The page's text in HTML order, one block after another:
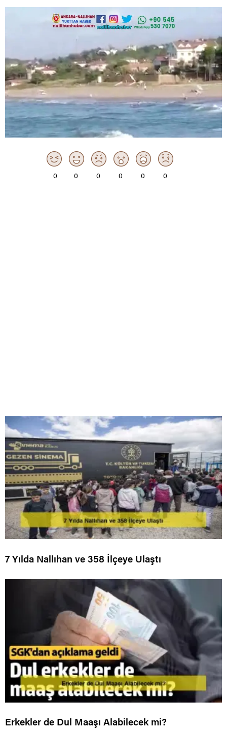
0 0 0 0 0 0
7 Yılda Nallıhan ve 358 İlçeye Ulaştı
Erkekler de Dul Maaşı Alabilecek mi?